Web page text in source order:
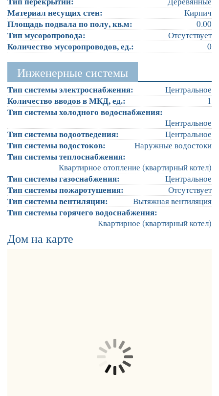
Материал несущих стен: Кирпич
Площадь подвала по полу, кв.м: 0.00
Тип мусоропровода: Отсутствует
Количество мусоропроводов, ед.: 0
Инженерные системы
Тип системы электроснабжения: Центральное
Количество вводов в МКД, ед.: 1
Тип системы холодного водоснабжения:
Центральное
Тип системы водоотведения: Центральное
Тип системы водостоков: Наружные водостоки
Тип системы теплоснабжения:
Квартирное отопление (квартирный котел)
Тип системы газоснабжения: Центральное
Тип системы пожаротушения: Отсутствует
Тип системы вентиляции: Вытяжная вентиляция
Тип системы горячего водоснабжения:
Квартирное (квартирный котел)
Дом на карте